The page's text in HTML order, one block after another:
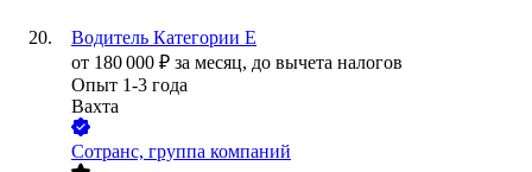
Водитель Категории Е
от 180 000 ₽ за месяц, до вычета налогов
Опыт 1-3 года
Вахта
Сотранс, группа компаний